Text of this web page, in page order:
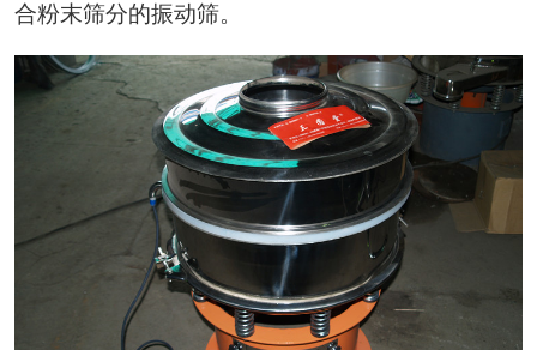
合粉末筛分的振动筛。